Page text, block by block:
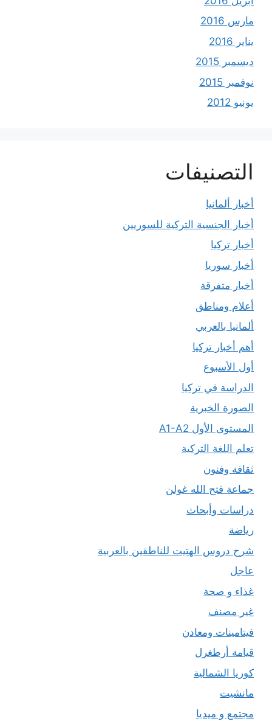
مارس 2016
يناير 2016
ديسمبر 2015
نوفمبر 2015
يونيو 2012
التصنيفات
أخبار ألمانيا
أخبار الجنسية التركية للسوريين
أخبار تركيا
أخبار سوريا
أخبار متفرقة
أعلام ومناطق
ألمانيا بالعربي
أهم أخبار تركيا
أول الأسبوع
الدراسة في تركيا
الصورة الخبرية
المستوى الأول A1-A2
تعلم اللغة التركية
ثقافة وفنون
جماعة فتح الله غولن
دراسات وأبحاث
رياضة
شرح دروس الهتيت للناطقين بالعربية
عاجل
غذاء و صحة
غير مصنف
فيتامينات ومعادن
قيامة أرطغرل
كوريا الشمالية
مانشيت
مجتمع و ميديا